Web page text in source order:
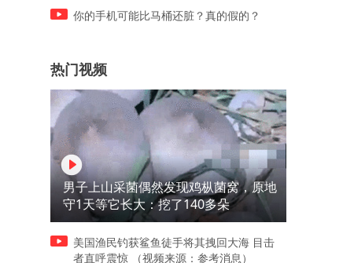
你的手机可能比马桶还脏？真的假的？
热门视频
男子上山采菌偶然发现鸡枞菌窝，原地
守1天等它长大：挖了140多朵
美国渔民钓获鲨鱼徒手将其拽回大海 目击
者直呼震惊 （视频来源：参考消息）